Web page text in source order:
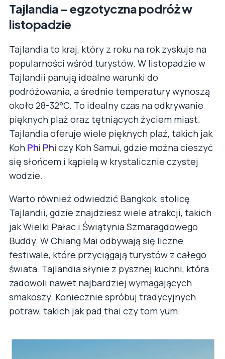
Tajlandia – egzotyczna podróż w
listopadzie
Tajlandia to kraj, który z roku na rok zyskuje na
popularności wśród turystów. W listopadzie w
Tajlandii panują idealne warunki do
podróżowania, a średnie temperatury wynoszą
około 28-32°C. To idealny czas na odkrywanie
pięknych plaż oraz tętniących życiem miast.
Tajlandia oferuje wiele pięknych plaż, takich jak
Koh Phi Phi czy Koh Samui, gdzie można cieszyć
się słońcem i kąpielą w krystalicznie czystej
wodzie.
Warto również odwiedzić Bangkok, stolicę
Tajlandii, gdzie znajdziesz wiele atrakcji, takich
jak Wielki Pałac i Świątynia Szmaragdowego
Buddy. W Chiang Mai odbywają się liczne
festiwale, które przyciągają turystów z całego
świata. Tajlandia słynie z pysznej kuchni, która
zadowoli nawet najbardziej wymagających
smakoszy. Koniecznie spróbuj tradycyjnych
potraw, takich jak pad thai czy tom yum.